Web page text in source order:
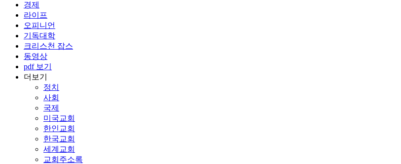
경제
라이프
오피니언
기독대학
크리스천 잡스
동영상
pdf 보기
더보기
정치
사회
국제
미국교회
한인교회
한국교회
세계교회
교회주소록